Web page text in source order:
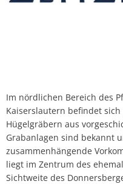
Im nördlichen Bereich des
Kaiserslautern befindet
Hügelgräbern aus
Grabanlagen sind bekannt
zusammenhängende
liegt im Zentrum des
Sichtweite des